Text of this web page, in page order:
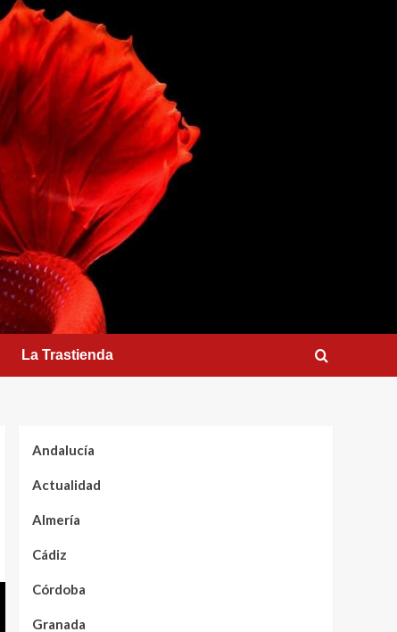
La Trastienda
Andalucía
Actualidad
Almería
Cádiz
Córdoba
Granada